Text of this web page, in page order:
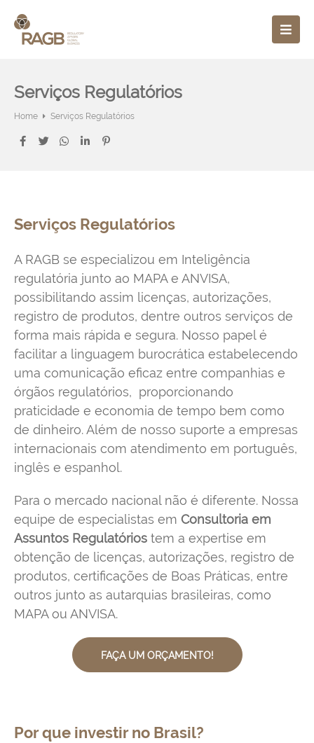
Serviços Regulatórios
Home Serviços Regulatórios
Serviços Regulatórios
A RAGB se especializou em Inteligência
regulatória junto ao MAPA e ANVISA,
possibilitando assim licenças, autorizações,
registro de produtos, dentre outros serviços de
forma mais rápida e segura. Nosso papel é
facilitar a linguagem burocrática estabelecendo
uma comunicação eficaz entre companhias e
órgãos regulatórios, proporcionando
praticidade e economia de tempo bem como
de dinheiro. Além de nosso suporte a empresas
internacionais com atendimento em português,
inglês e espanhol.
Para o mercado nacional não é diferente. Nossa
equipe de especialistas em Consultoria em
Assuntos Regulatórios tem a expertise em
obtenção de licenças, autorizações, registro de
produtos, certificações de Boas Práticas, entre
outros junto as autarquias brasileiras, como
MAPA ou ANVISA.
FAÇA UM ORÇAMENTO!
Por que investir no Brasil?